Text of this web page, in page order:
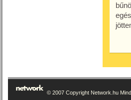
© 2007 Copyright Network.hu